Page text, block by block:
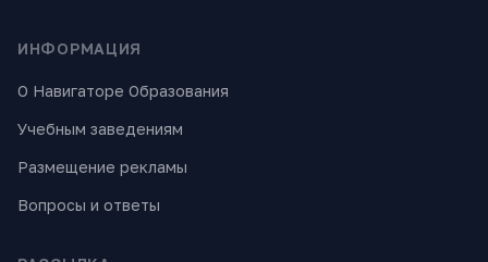
ИНФОРМАЦИЯ
О Навигаторе Образования
Учебным заведениям
Размещение рекламы
Вопросы и ответы